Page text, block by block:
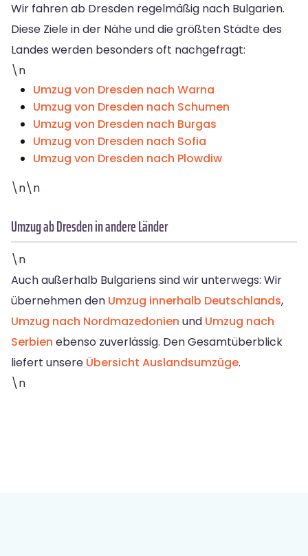
Wir fahren ab Dresden regelmäßig nach Bulgarien.
Diese Ziele in der Nähe und die größten Städte des
Landes werden besonders oft nachgefragt:
\n
Umzug von Dresden nach Warna
Umzug von Dresden nach Schumen
Umzug von Dresden nach Burgas
Umzug von Dresden nach Sofia
Umzug von Dresden nach Plowdiw
\n\n
Umzug ab Dresden in andere Länder
\n
Auch außerhalb Bulgariens sind wir unterwegs: Wir
übernehmen den Umzug innerhalb Deutschlands,
Umzug nach Nordmazedonien und Umzug nach
Serbien ebenso zuverlässig. Den Gesamtüberblick
liefert unsere Übersicht Auslandsumzüge.
\n